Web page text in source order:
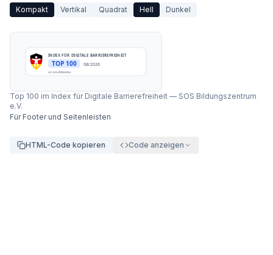
Kompakt
Vertikal Quadrat
Hell
Dunkel
INDEX FÜR DIGITALE BARRIEREFREIHEIT
TOP 100 08/2026
accessibleai.eu
Top 100 im Index für Digitale Barrierefreiheit — SOS Bildungszentrum
e.V.
Für Footer und Seitenleisten
HTML-Code kopieren Code anzeigen